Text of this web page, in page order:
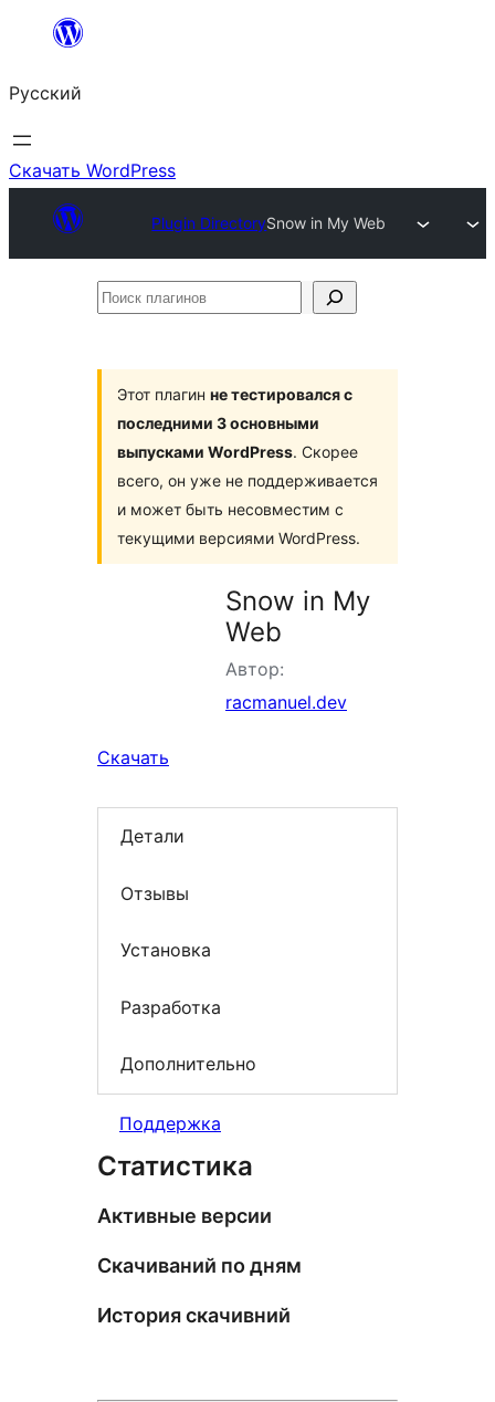
Перейти
содержимому
Русский
Скачать WordPress
Plugin DirectorySnow in My Web
Поиск
Этот плагин не тестировался с
последними 3 основными
выпусками WordPress. Скорее
всего, он уже не поддерживается
и может быть несовместим с
текущими версиями WordPress.
Snow in My
Web
Автор:
racmanuel.dev
Скачать
Детали
Отзывы
Установка
Разработка
Дополнительно
Поддержка
Статистика
Активные версии
Скачиваний по дням
История скачивний